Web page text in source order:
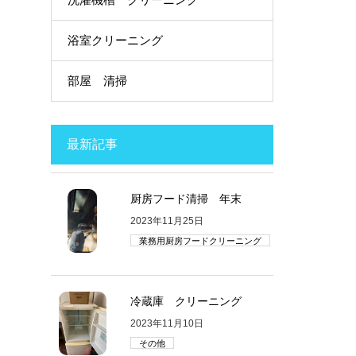
浴室クリーニング
部屋 清掃
最新記事
厨房フード清掃 年末
2023年11月25日
業務用厨房フードクリーニング
冷蔵庫 クリーニング
2023年11月10日
その他